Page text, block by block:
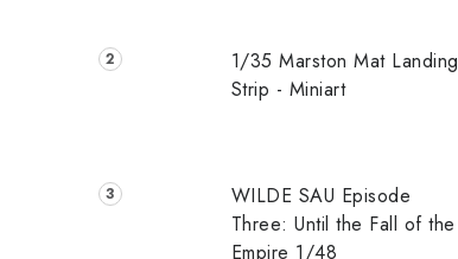
1/35 Marston Mat Landing
Strip - Miniart
WILDE SAU Episode
Three: Until the Fall of the
Empire 1/48